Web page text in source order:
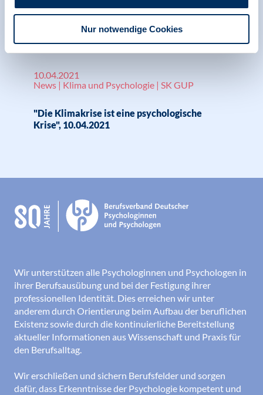
Nur notwendige Cookies
Nationen (UN) vertreten
10.04.2021
News | Klima und Psychologie | SK GUP
"Die Klimakrise ist eine psychologische
Krise", 10.04.2021
Wir unterstützen alle Psychologinnen und Psychologen in
ihrer Berufsausübung und bei der Festigung ihrer
professionellen Identität. Dies erreichen wir unter
anderem durch Orientierung beim Aufbau der beruflichen
Existenz sowie durch die kontinuierliche Bereitstellung
aktueller Informationen aus Wissenschaft und Praxis für
den Berufsalltag.
Wir erschließen und sichern Berufsfelder und sorgen
dafür, dass Erkenntnisse der Psychologie kompetent und